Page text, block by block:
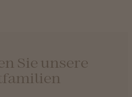
Sie unsere